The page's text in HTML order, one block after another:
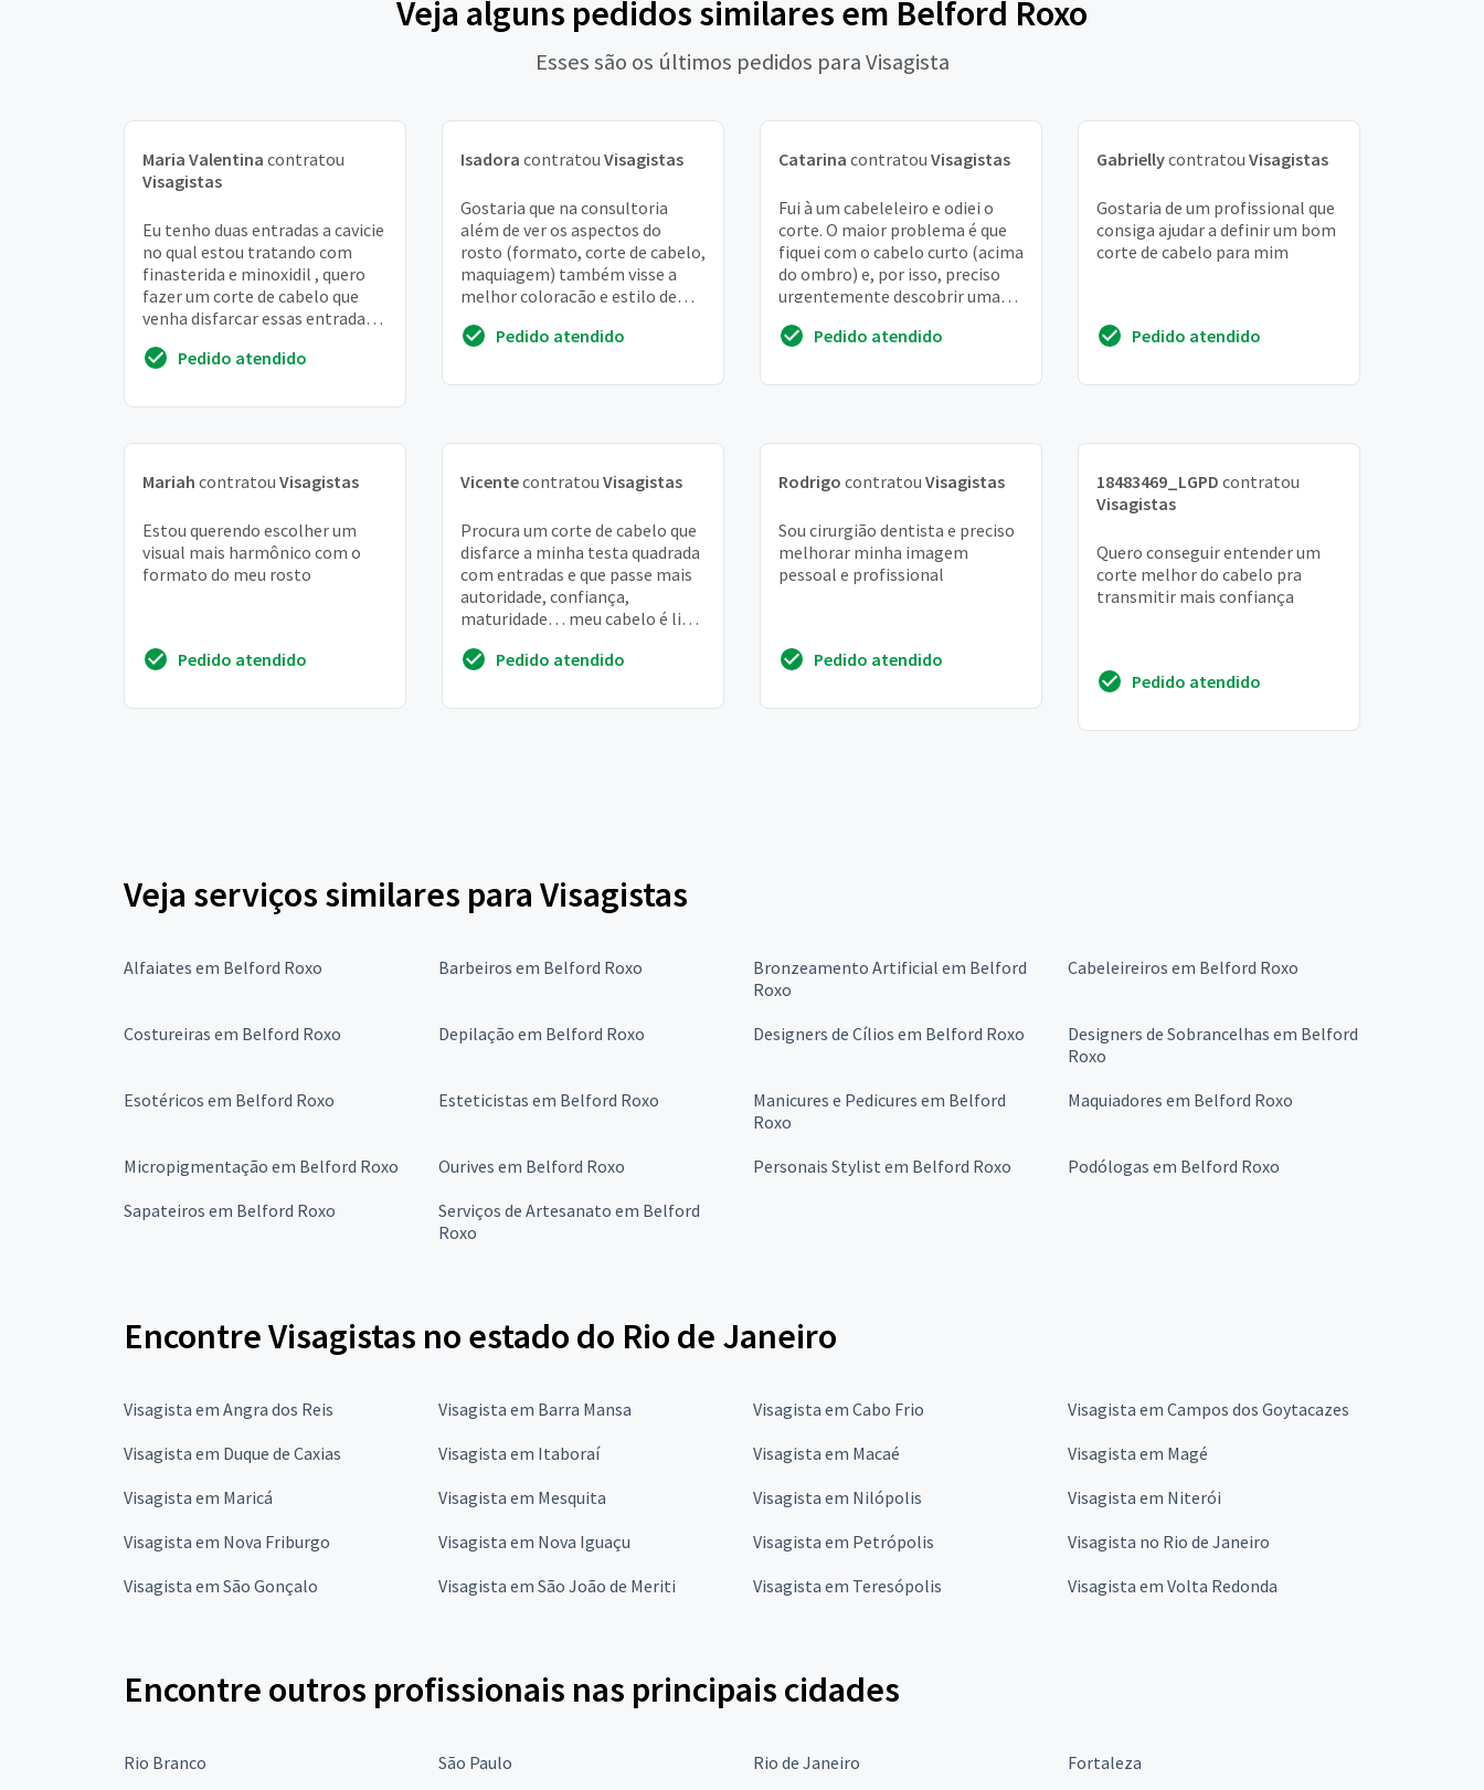
Veja alguns pedidos similares em Belford Roxo
Esses são os últimos pedidos para Visagista
Maria Valentina contratou
Visagistas
Eu tenho duas entradas a cavicie
no qual estou tratando com
finasterida e minoxidil , quero
fazer um corte de cabelo que
venha disfarçar essas entradas e
rejuvenescer e ...
Pedido atendido
Isadora contratou Visagistas
Gostaria que na consultoria
além de ver os aspectos do
rosto (formato, corte de cabelo,
maquiagem) também visse a
melhor coloração e estilo de
Pedido atendido
Catarina contratou Visagistas
Fui à um cabeleleiro e odiei o
corte. O maior problema é que
fiquei com o cabelo curto (acima
do ombro) e, por isso, preciso
urgentemente descobrir uma
com me...Pedido atendido
Gabriellycontratou Visagistas
Gostaria de um profissional que
consiga ajudar a definir um bom
corte de cabelo para mim
Pedido atendido
Mariah contratou Visagistas
Estou querendo escolher um
visual mais harmônico com o
formato do meu rosto
Pedido atendido
Vicentecontratou Visagistas
Procura um corte de cabelo que
disfarce a minha testa quadrada
com entradas e que passe mais
autoridade, confiança,
maturidade… meu cabelo é liso
Pedido atendido
Rodrigo contratou Visagistas
Sou cirurgião dentista e preciso
melhorar minha imagem
pessoal e profissional
Pedido atendido
18483469_LGPD contratou
Visagistas
Quero conseguir entender um
corte melhor do cabelo pra
transmitir mais confiança
Pedido atendido
Veja serviços similares para Visagistas
Alfaiates em Belford Roxo Barbeiros em Belford Roxo
Bronzeamento Artificial em Belford
Roxo
Cabeleireiros em Belford Roxo
Costureiras em Belford Roxo Depilação em Belford Roxo Designers de Cílios em Belford Roxo
Designers de Sobrancelhas em Belford
Roxo
Esotéricos em Belford Roxo
Esteticistas em Belford Roxo
Manicures e Pedicures em Belford
Roxo
Maquiadores em Belford Roxo
Micropigmentação em Belford Roxo Ourives em Belford Roxo Personais Stylist em Belford Roxo
Podólogas em Belford Roxo
Sapateiros em Belford Roxo
Serviços de Artesanato em Belford
Roxo
Encontre Visagistas no estado do Rio de Janeiro
Visagista em Angra dos Reis Visagista em Barra Mansa Visagista em Cabo Frio
Visagista em Campos dos Goytacazes
Visagista em Duque de Caxias
Visagista em Itaboraí Visagista em Macaé
Visagista em Magé
Visagista em Maricá
Visagista em Mesquita Visagista em Nilópolis
Visagista em Niterói
Visagista em Nova Friburgo
Visagista em Nova Iguaçu Visagista em Petrópolis
Visagista no Rio de Janeiro
Visagista em São Gonçalo
Visagista em São João de Meriti Visagista em Teresópolis Visagista em Volta Redonda
Encontre outros profissionais nas principais cidades
Rio Branco São Paulo Rio de Janeiro Fortaleza